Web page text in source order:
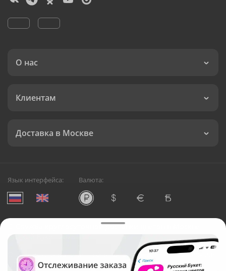
О нас
Клиентам
Доставка в Москве
Язык интерфейса: Валюта:
Служба круглосуточной доставки цветов в Москве
Русский Букет, 2026
Общество с ограниченной ответственностью «Технология»
ОГРН: 1195476081745, ИНН: 5410081997